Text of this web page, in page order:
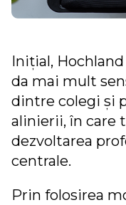
Inițial,
da mai mult
dintre colegi și
alinierii, în care
dezvoltarea
centrale.
Prin folosirea